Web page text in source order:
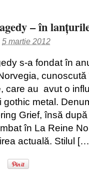
– în
5 martie 2012
s-a fondat în
care au avut o
metal.
Grief, însă
în La Reine
actuală. Stilul